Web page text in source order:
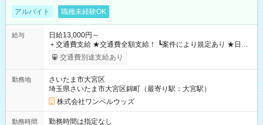
アルバイト 職種未経験OK
給与
日給13,000円～
＋交通費支給 ★交通費全額支給！ ┗案件により規定あり ★日払
いOK！（規定あり） ┗働いたその日に現金GET♪ お仕事後はコ
ンビニATMから 日払い分を引き落とせます！ 【試用期間】試
交通費別途支給あり
勤務地
さいたま市大宮区
埼玉県さいたま市大宮区錦町（最寄り駅：大宮駅）
株式会社ワンベルウッズ
勤務時間
勤務時間は指定なし